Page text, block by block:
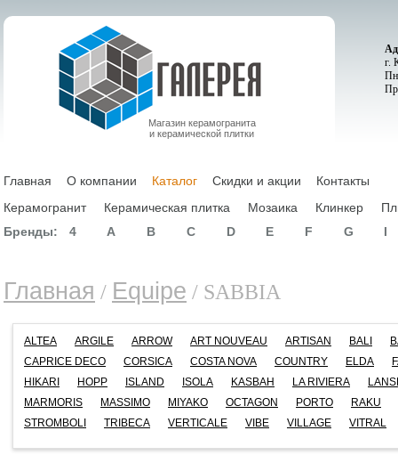
Магазин керамогранита
и керамической плитки
г.
Главная О компании Каталог Скидки и акции
Контакты
Керамогранит
Керамическая плитка Мозаика Клинкер
Бренды:
4 A B C D E F G I
Главная / Equipe / SABBIA
ALTEA ARGILE ARROW ART NOUVEAU ARTISAN BALI
CAPRICE DECO
CORSICA COSTA NOVA COUNTRY ELDA
HIKARI
HOPP ISLAND ISOLA KASBAH LA RIVIERA
MARMORIS
MASSIMO MIYAKO OCTAGON PORTO
RAKU
STROMBOLI
TRIBECA VERTICALE VIBE VILLAGE VITRAL